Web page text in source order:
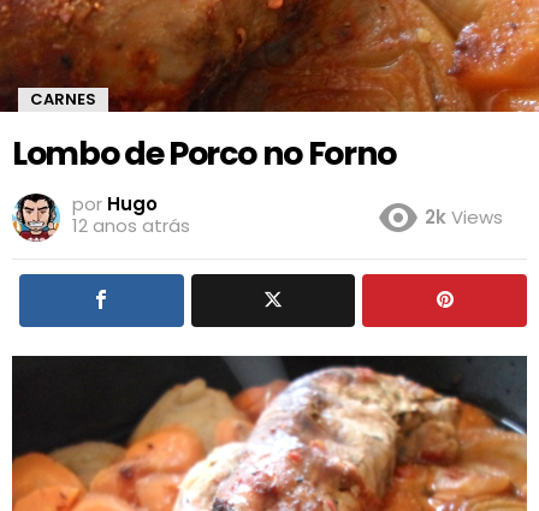
CARNES
Lombo de Porco no Forno
por Hugo
12 anos atrás
2kViews